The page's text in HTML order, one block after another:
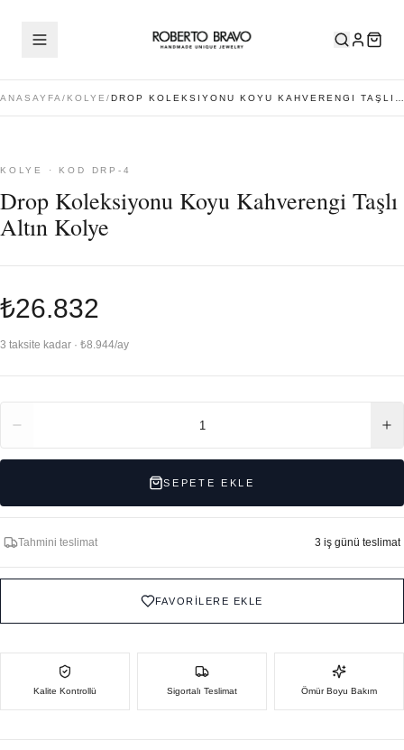
ANASAYFA / KOLYE /
KOLYE · KOD DRP-4
Drop Koleksiyonu Koyu Kahverengi Taşlı
Altın Kolye
₺26.832
3 taksite kadar · ₺8.944/ay
1
SEPETE EKLE
Tahmini teslimat 3 iş günü teslimat
FAVORİLERE EKLE
Kalite Kontrollü Sigortalı Teslimat Ömür Boyu Bakım